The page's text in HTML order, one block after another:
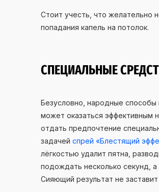
Стоит учесть, что желательно
попадания капель на потолок.
СПЕЦИАЛЬНЫЕ
Безусловно, народные
может оказаться эффективным
отдать предпочтение
задачей спрей «Блестящий
лёгкостью удалит пятна,
подождать несколько секунд,
Сияющий результат не